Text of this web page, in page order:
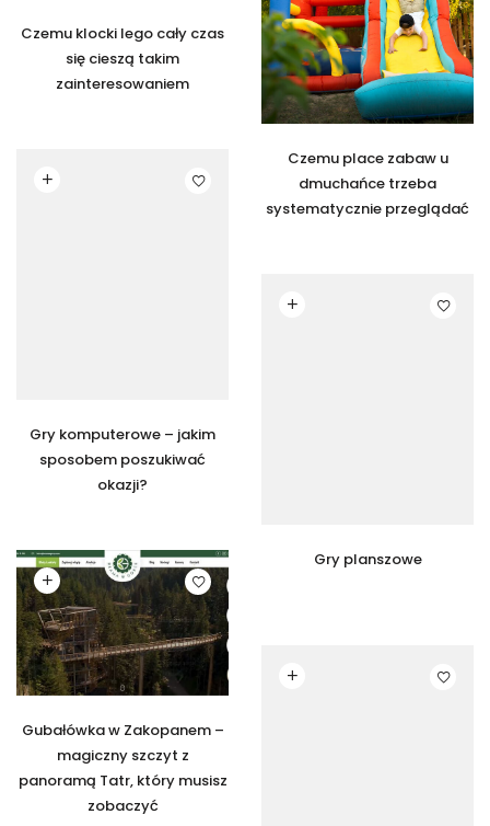
Czemu klocki lego cały czas
się cieszą takim
zainteresowaniem
Czemu place zabaw u
dmuchańce trzeba
systematycznie przeglądać
Gry komputerowe – jakim
sposobem poszukiwać
okazji?
Czytaj dalej
Gry planszowe
Czytaj dalej
Gubałówka w Zakopanem –
magiczny szczyt z
panoramą Tatr, który musisz
zobaczyć
Czytaj dalej
Czytaj dalej